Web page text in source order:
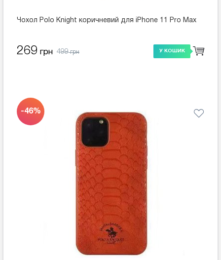
Чохол Polo Knight коричневий для iPhone 11 Pro Max
269 грн 499грн У КОШИК
-46%